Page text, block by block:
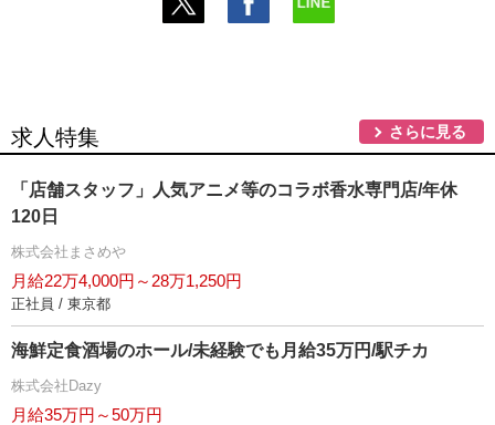
求人特集 さらに見る
「店舗スタッフ」人気アニメ等のコラボ香水専門店/年休
120日
株式会社まさめ
月給22万4,000円～28万1,250円
正社員 / 東京都
海鮮定食酒場のホール/未経験でも月給35万円/駅チカ
株式会社Dazy
月給35万円～50万円